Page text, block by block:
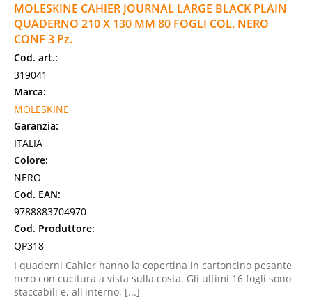
MOLESKINE CAHIER JOURNAL LARGE BLACK PLAIN
QUADERNO 210 X 130 MM 80 FOGLI COL. NERO
CONF 3 Pz.
Cod. art.:
319041
Marca:
MOLESKINE
Garanzia:
ITALIA
Colore:
NERO
Cod. EAN:
9788883704970
Cod. Produttore:
QP318
I quaderni Cahier hanno la copertina in cartoncino pesante
nero con cucitura a vista sulla costa. Gli ultimi 16 fogli sono
staccabili e, all'interno, [...]